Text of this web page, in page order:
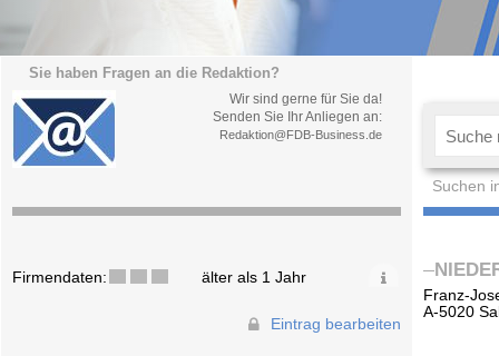
Sie haben Fragen an die Redaktion?
Wir sind gerne für Sie da!
Senden Sie Ihr Anliegen an:
Redaktion@FDB-Business.de
Suchen
Firmendaten: älter als 1 Jahr
Eintrag bearbeiten
Franz-
A-5020